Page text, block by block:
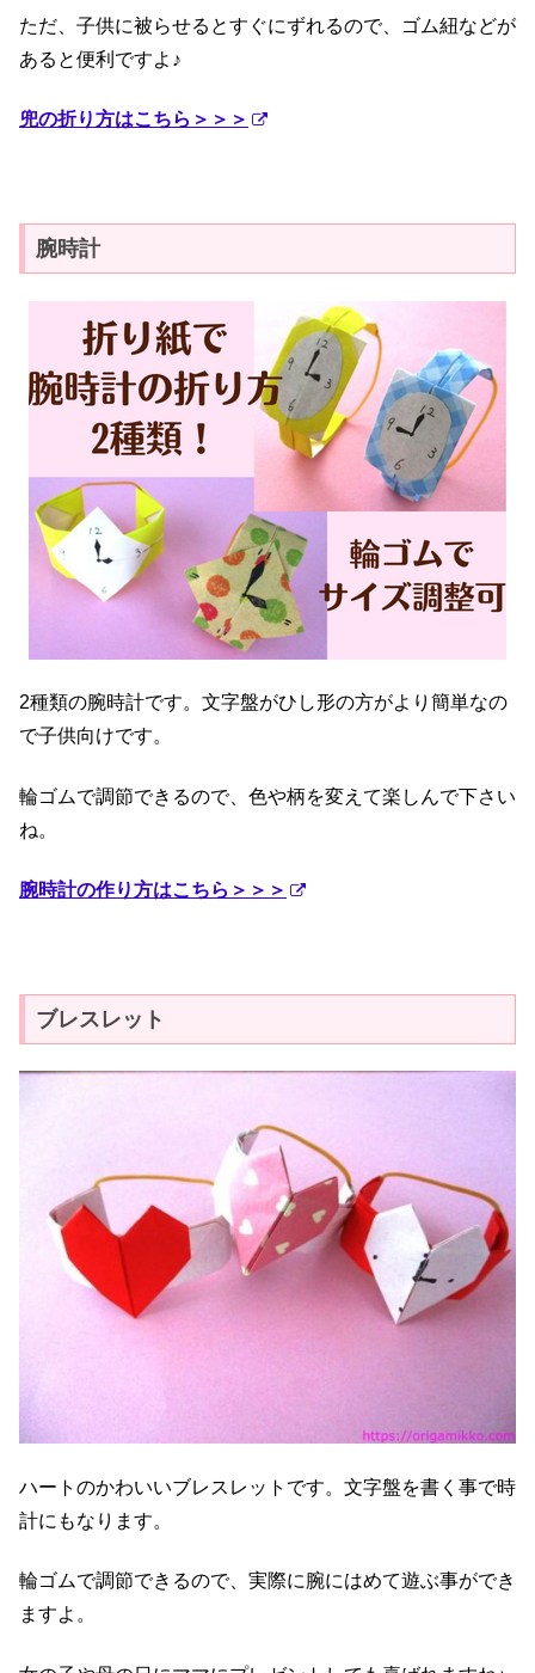
ただ、子供に被らせるとすぐにずれるので、ゴム紐などが
あると便利ですよ♪
兜の折り方はこちら＞＞＞
腕時計
2種類の腕時計です。文字盤がひし形の方がより簡単なの
で子供向けです。
輪ゴムで調節できるので、色や柄を変えて楽しんで下さい
ね。
腕時計の作り方はこちら＞＞＞
ブレスレット
ハートのかわいいブレスレットです。文字盤を書く事で時
計にもなります。
輪ゴムで調節できるので、実際に腕にはめて遊ぶ事ができ
ますよ。